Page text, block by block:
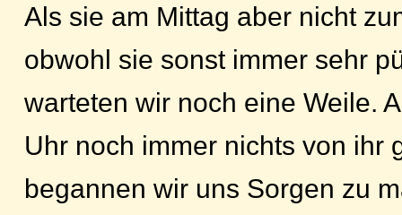
Als sie am Mittag aber nicht
obwohl sie sonst immer sehr
warteten wir noch eine Weile.
Uhr noch immer nichts von ihr
begannen wir uns Sorgen zu